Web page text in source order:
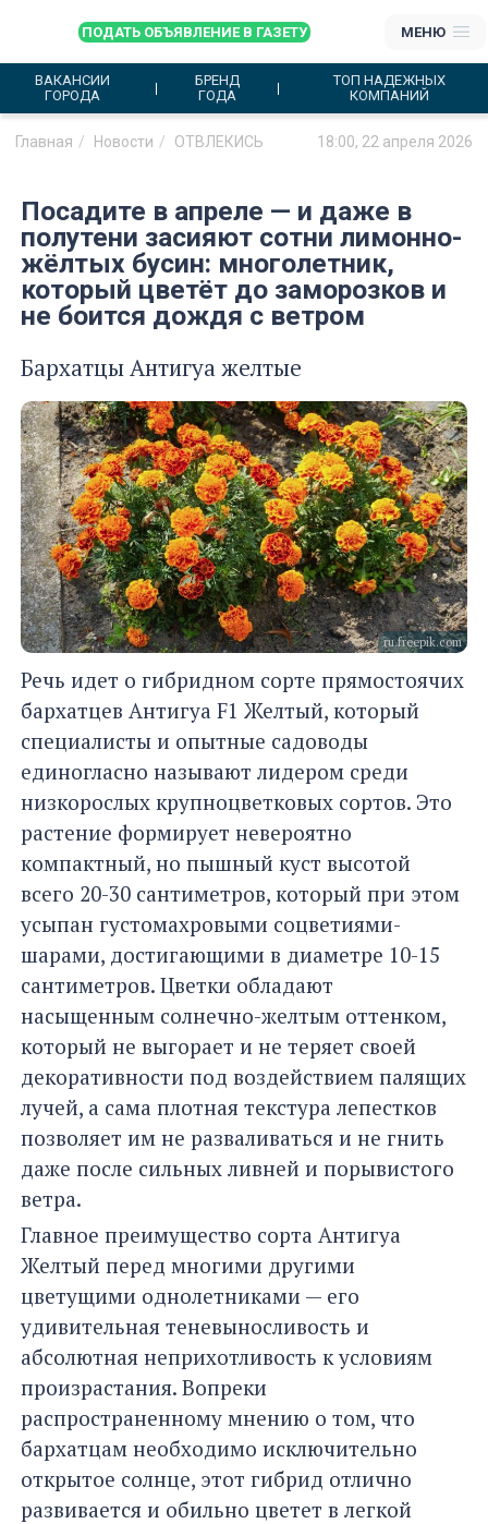
ПОДАТЬ ОБЪЯВЛЕНИЕ В ГАЗЕТУ МЕНЮ
ВАКАНСИИ
ГОРОДА
БРЕНД
ГОДА
ТОП НАДЕЖНЫХ
КОМПАНИЙ
Главная Новости ОТВЛЕКИСЬ 18:00, 22 апреля 2026
Посадите в апреле — и даже в
полутени засияют сотни лимонно-
жёлтых бусин: многолетник,
который цветёт до заморозков и
не боится дождя с ветром
Бархатцы Антигуа желтые
ru.freepik.com
Речь идет о гибридном сорте прямостоячих
бархатцев Антигуа F1 Желтый, который
специалисты и опытные садоводы
единогласно называют лидером среди
низкорослых крупноцветковых сортов. Это
растение формирует невероятно
компактный, но пышный куст высотой
всего 20-30 сантиметров, который при этом
усыпан густомахровыми соцветиями-
шарами, достигающими в диаметре 10-15
сантиметров. Цветки обладают
насыщенным солнечно-желтым оттенком,
который не выгорает и не теряет своей
декоративности под воздействием палящих
лучей, а сама плотная текстура лепестков
позволяет им не разваливаться и не гнить
даже после сильных ливней и порывистого
ветра.
Главное преимущество сорта Антигуа
Желтый перед многими другими
цветущими однолетниками — его
удивительная теневыносливость и
абсолютная неприхотливость к условиям
произрастания. Вопреки
распространенному мнению о том, что
бархатцам необходимо исключительно
открытое солнце, этот гибрид отлично
развивается и обильно цветет в легкой